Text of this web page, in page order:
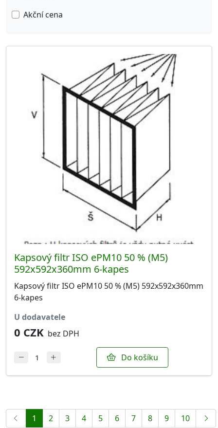
FILTRY A FILTRAČNÍ VLOŽKY SF FILTER
KAPSOVÉ FILTRY
Kapsové filtry v plastovém rámu
Kapsové filtry v kovovém rámu
RÁMEČKOVÉ FILTRY
FILTRY A FILTRAČNÍ VLOŽKY
FILTRAČNÍ PAPÍR V ROLÍCH
Akční cena
Kapsový filtr ISO ePM10 50 % (M5)
592x592x360mm 6-kapes
Kapsový filtr ISO ePM10 50 % (M5) 592x592x360mm
6-kapes
u dodavatele
0 CZK bez DPH
Do košíku
1 2 3 4 5 6 7 8 9 10